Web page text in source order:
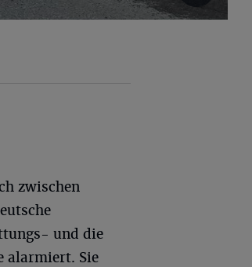
zwischen
und die
alarmiert. Sie